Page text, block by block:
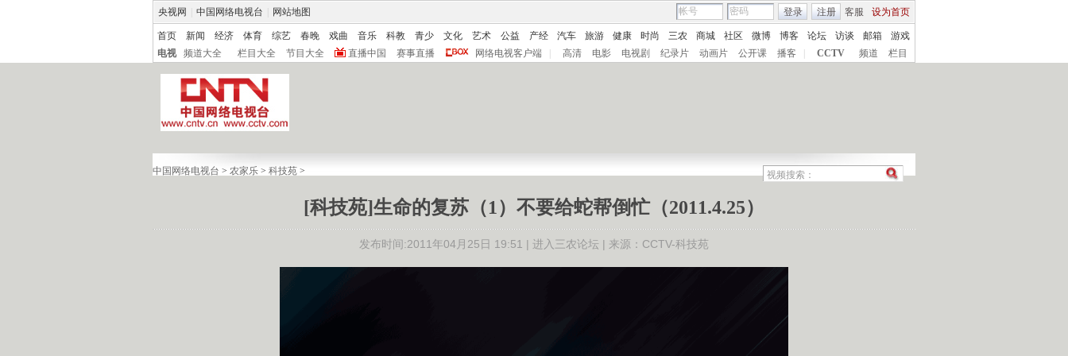
央视网 中国网络电视台 网站地图 客服 设为首页
登录 注册
首页 新闻 经济 体育 综艺 春晚 戏曲 音乐 科教 青少 文化 艺术 公益 产经 汽车 旅游 健康 时尚 三农 商城 社区 微博 博客 论坛 访谈 邮箱
游戏
电视
频道大全 栏目大全 节目大全 直播中国 赛事直播 网络电视客户端 高清 电影 电视剧 纪录片 动画片 公开课 播客 CCTV 频道 栏目
中国网络电视台 > 农家乐 > 科技苑 >
[科技苑]生命的复苏（1）不要给蛇帮倒忙（2011.4.25）
发布时间:2011年04月25日 19:51 | 进入三农论坛 | 来源：CCTV-科技苑